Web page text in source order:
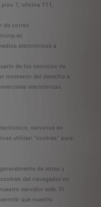
piso 7, oficina 711,
de correo
electrónicos a
de los servicios de
momento del derecho a
electrónicas,
servicios en
utilizan "cookies" para
de letras y
del navegador en
servidor web. El
que nuestro